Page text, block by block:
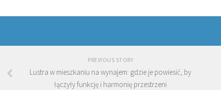
PREVIOUS STORY
Lustra w mieszkaniu na wynajem: gdzie je powiesić, by
łączyły funkcję i harmonię przestrzeni